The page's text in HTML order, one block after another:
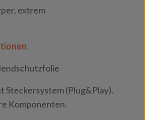
extrem
(Plug&Play).
Komponenten.